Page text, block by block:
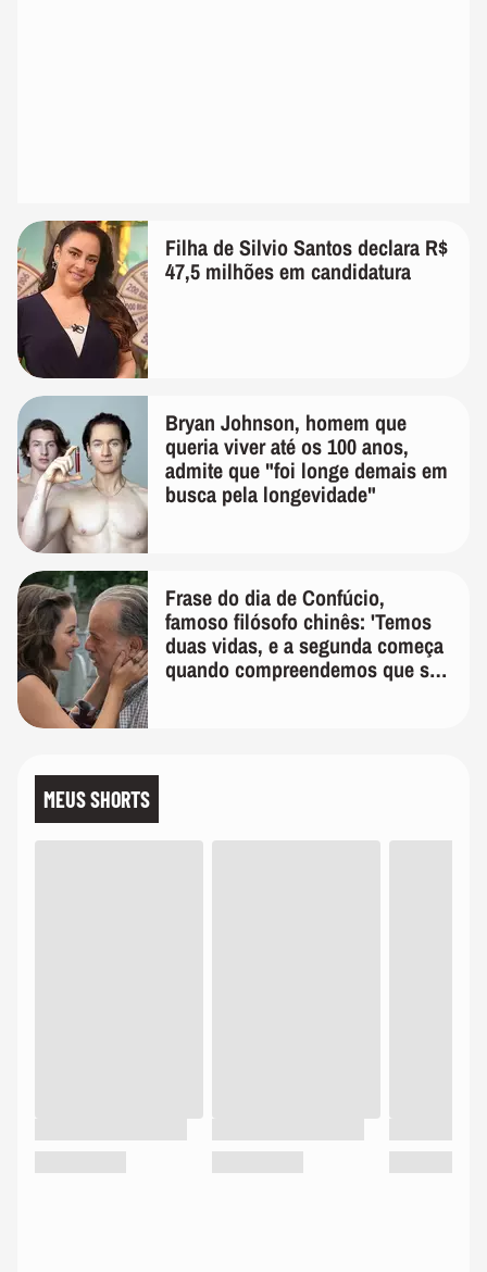
Filha de Silvio Santos declara R$
47,5 milhões em candidatura
Bryan Johnson, homem que
queria viver até os 100 anos,
admite que "foi longe demais em
busca pela longevidade"
Frase do dia de Confúcio,
famoso filósofo chinês: 'Temos
duas vidas, e a segunda começa
quando compreendemos que só
MEUS SHORTS